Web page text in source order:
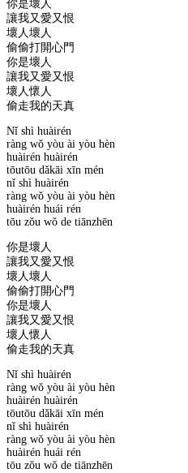
你是壞人
讓我又愛又恨
壞人壞人
偷偷打開心門
你是壞人
讓我又愛又恨
壞人懷人
偷走我的天真
Nǐ shì huàirén
ràng wǒ yòu ài yòu hèn
huàirén huàirén
tōutōu dǎkāi xīn mén
nǐ shì huàirén
ràng wǒ yòu ài yòu hèn
huàirén huái rén
tōu zǒu wǒ de tiānzhēn
你是壞人
讓我又愛又恨
壞人壞人
偷偷打開心門
你是壞人
讓我又愛又恨
壞人懷人
偷走我的天真
Nǐ shì huàirén
ràng wǒ yòu ài yòu hèn
huàirén huàirén
tōutōu dǎkāi xīn mén
nǐ shì huàirén
ràng wǒ yòu ài yòu hèn
huàirén huái rén
tōu zǒu wǒ de tiānzhēn